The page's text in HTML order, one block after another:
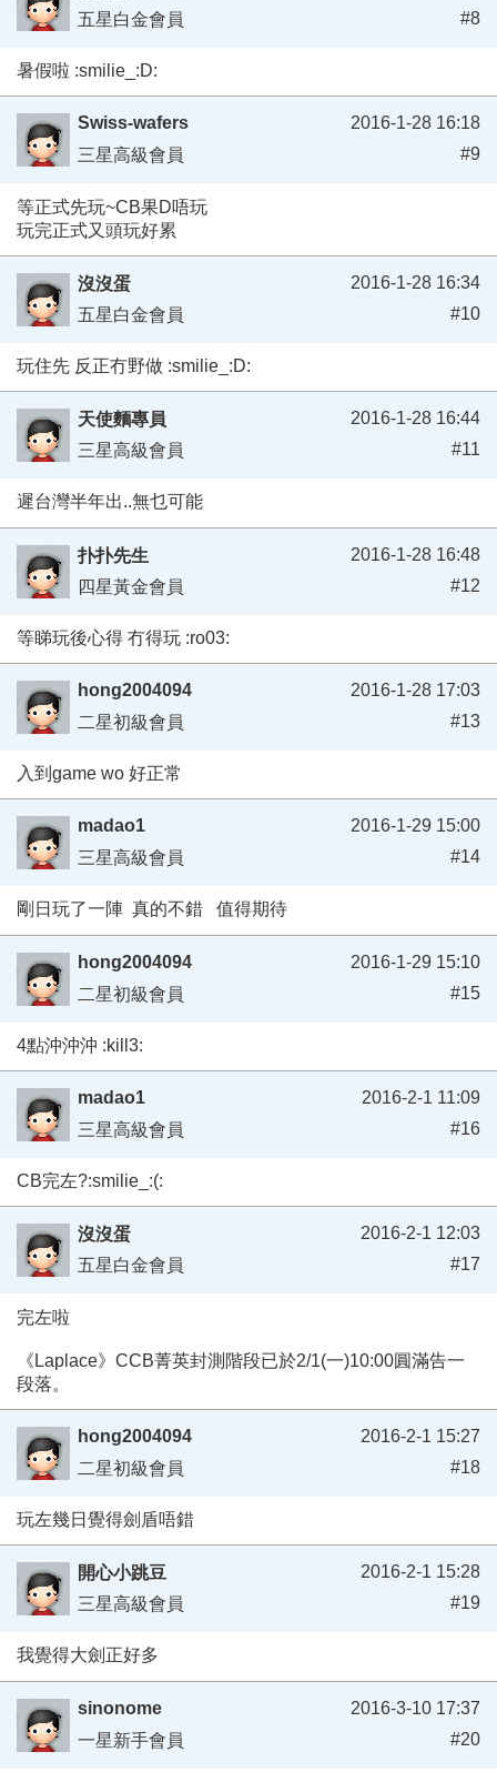
五星白金會員
#8
暑假啦 :smilie_:D:
Swiss-wafers
三星高級會員
2016-1-28 16:18
#9
等正式先玩~CB果D唔玩
玩完正式又頭玩好累
沒沒蛋
五星白金會員
2016-1-28 16:34
#10
玩住先 反正冇野做 :smilie_:D:
天使麵專員
三星高級會員
2016-1-28 16:44
#11
遲台灣半年出..無乜可能
扑扑先生
四星黃金會員
2016-1-28 16:48
#12
等睇玩後心得 冇得玩 :ro03:
hong2004094
二星初級會員
2016-1-28 17:03
#13
入到game wo 好正常
madao1
三星高級會員
2016-1-29 15:00
#14
剛日玩了一陣 真的不錯 值得期待
hong2004094
二星初級會員
2016-1-29 15:10
#15
4點沖沖沖 :kill3:
madao1
三星高級會員
2016-2-1 11:09
#16
CB完左?:smilie_:(:
沒沒蛋
五星白金會員
2016-2-1 12:03
#17
完左啦
《Laplace》CCB菁英封測階段已於2/1(一)10:00圓滿告一
段落。
hong2004094
二星初級會員
2016-2-1 15:27
#18
玩左幾日覺得劍盾唔錯
開心小跳豆
三星高級會員
2016-2-1 15:28
#19
我覺得大劍正好多
sinonome
一星新手會員
2016-3-10 17:37
#20